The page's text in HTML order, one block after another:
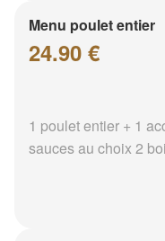
Menu poulet entier
24.90 €
1 poulet entier + 1
sauces au choix 2